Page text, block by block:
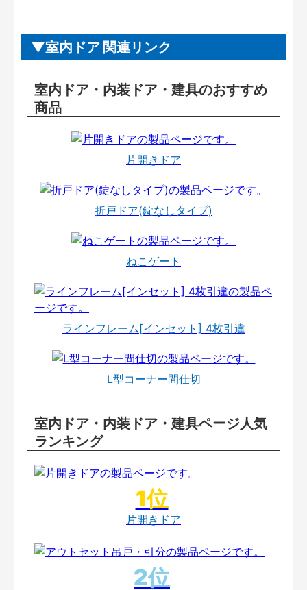
室内ドア 関連リンク
室内ドア・内装ドア・建具のおすすめ
商品
片開きドア
折戸ドア(錠なしタイプ)
ねこゲート
ラインフレーム[インセット] 4枚引違
L型コーナー間仕切
室内ドア・内装ドア・建具ページ人気
ランキング
片開きドア